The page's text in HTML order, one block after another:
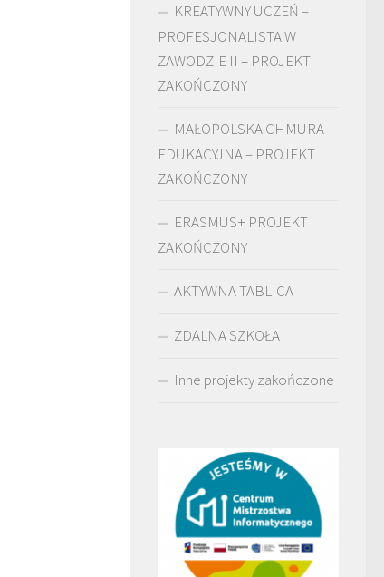
KREATYWNY UCZEŃ –
PROFESJONALISTA W
ZAWODZIE II – PROJEKT
ZAKOŃCZONY
MAŁOPOLSKA CHMURA
EDUKACYJNA – PROJEKT
ZAKOŃCZONY
ERASMUS+ PROJEKT
ZAKOŃCZONY
AKTYWNA TABLICA
ZDALNA SZKOŁA
Inne projekty zakończone